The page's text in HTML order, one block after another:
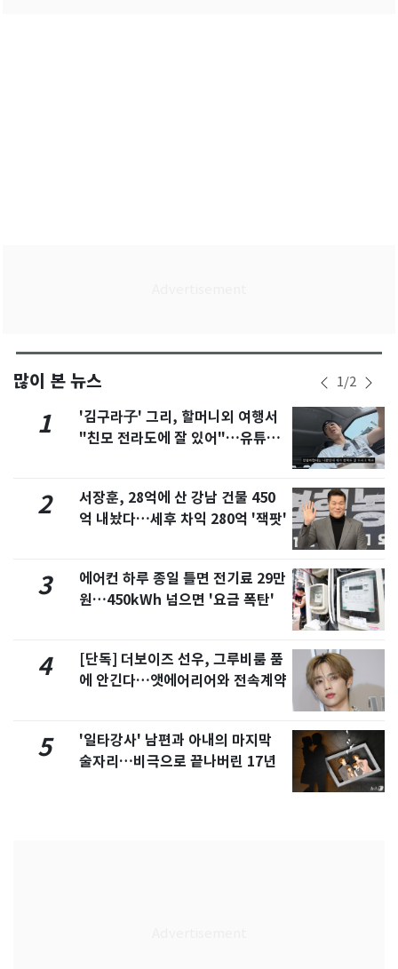
많이 본 뉴스 1/2
1
'김구라子' 그리, 할머니외 여행서
"친모 전라도에 잘 있어"…유튜브
2
서장훈, 28억에 산 강남 건물 450
억 내놨다…세후 차익 280억 '잭팟'
3
에어컨 하루 종일 틀면 전기료 29만
원…450kWh 넘으면 '요금 폭탄'
4
[단독] 더보이즈 선우, 그루비룸 품
에 안긴다…앳에어리어와 전속계약
5
'일타강사' 남편과 아내의 마지막
술자리…비극으로 끝나버린 17년